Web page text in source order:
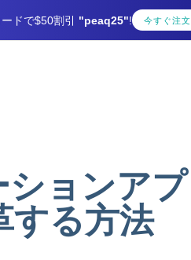
ドで$50割引 "peaq25"! 今すぐ注文
ションアプ
する方法